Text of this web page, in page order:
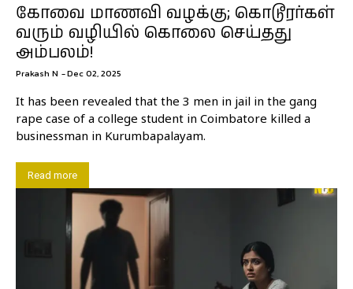
கோவை மாணவி வழக்கு; கொடூரர்கள்
வரும் வழியில் கொலை செய்தது
அம்பலம்!
Prakash N -Dec 02, 2025
It has been revealed that the 3 men in jail in the gang
rape case of a college student in Coimbatore killed a
businessman in Kurumbapalayam.
Read more